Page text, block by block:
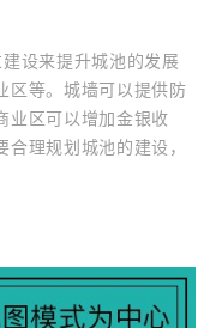
设来提升城池的发展
区等。城墙可以提供防
业区可以增加金银收
理规划城池的建设，